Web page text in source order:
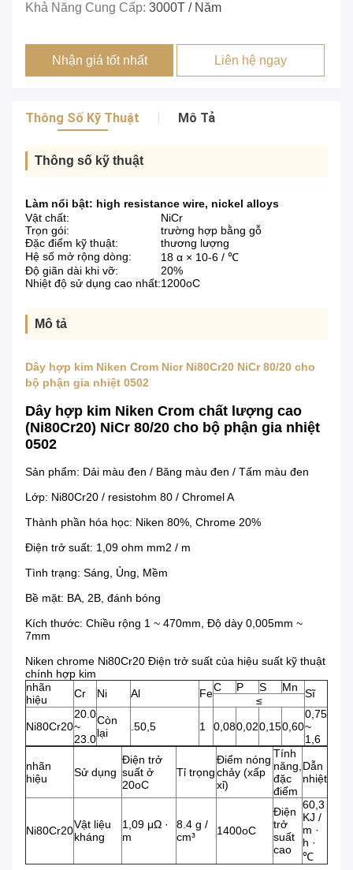
Khả Năng Cung Cấp: 3000T / Năm
Nhận giá tốt nhất Liên hệ ngay
Thông Số Kỹ Thuật Mô Tả
Thông số kỹ thuật
Làm nổi bật: high resistance wire, nickel alloys
Vật chất:
NiCr
Trọn gói:
trường hợp bằng gỗ
Đặc điểm kỹ thuật:
thương lượng
Hệ số mở rộng dòng:
18 α × 10-6 / ℃
Độ giãn dài khi vỡ:
20%
Nhiệt độ sử dụng cao nhất:1200oC
Mô tả
Dây hợp kim Niken Crom Nicr Ni80Cr20 NiCr 80/20 cho
bộ phận gia nhiệt 0502
Dây hợp kim Niken Crom chất lượng cao
(Ni80Cr20) NiCr 80/20 cho bộ phận gia nhiệt
0502
Sản phẩm: Dải màu đen / Băng màu đen / Tấm màu đen
Lớp: Ni80Cr20 / resistohm 80 / Chromel A
Thành phần hóa học: Niken 80%, Chrome 20%
Điện trở suất: 1,09 ohm mm2 / m
Tình trạng: Sáng, Ủng, Mềm
Bề mặt: BA, 2B, đánh bóng
Kích thước: Chiều rộng 1 ~ 470mm, Độ dày 0,005mm ~
7mm
Niken chrome Ni80Cr20 Điện trở suất của hiệu suất kỹ thuật
chính hợp kim
nhãn
hiệu
Cr Ni Al FeC P S Mn Sĩ
≤
Ni80Cr20
20.0
~
23.0
Còn
lại
.50,5 1 0,080,020,150,60
0,75
~
1,6
nhãn
hiệu
Sử dụng
Điện trở
suất ở
20oC
Tỉ trọng
Điểm nóng
chảy (xấp
xỉ)
Tính
năng,
đặc
điểm
Dẫn
nhiệt
Ni80Cr20Vật liệu
kháng
1,09 μΩ ·
m
8.4 g /
cm³
1400oC
Điện
trở
suất
cao
60,3
KJ /
m ·
h ·
℃